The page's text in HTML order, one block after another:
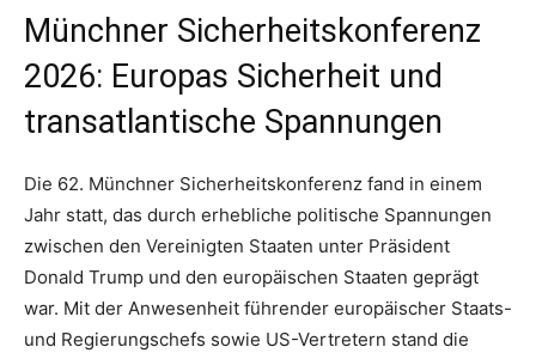
Münchner Sicherheitskonferenz
2026: Europas Sicherheit und
transatlantische Spannungen
Die 62. Münchner Sicherheitskonferenz fand in einem
Jahr statt, das durch erhebliche politische Spannungen
zwischen den Vereinigten Staaten unter Präsident
Donald Trump und den europäischen Staaten geprägt
war. Mit der Anwesenheit führender europäischer Staats-
und Regierungschefs sowie US-Vertretern stand die